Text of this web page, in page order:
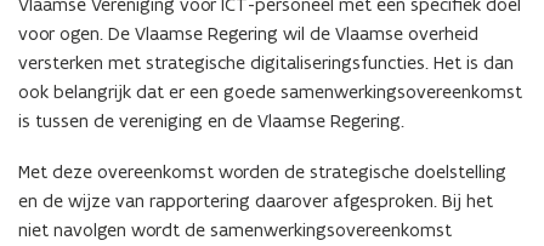
voor ogen. De Vlaamse Regering wil de Vlaamse overheid
versterken met strategische digitaliseringsfuncties. Het is dan
ook belangrijk dat er een goede samenwerkingsovereenkomst
is tussen de vereniging en de Vlaamse Regering.
Met deze overeenkomst worden de strategische doelstelling
en de wijze van rapportering daarover afgesproken. Bij het
niet navolgen wordt de samenwerkingsovereenkomst